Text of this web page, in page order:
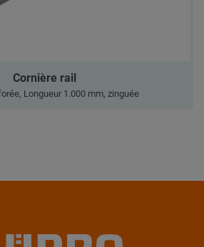
Cornière rail
Longueur 1.000 mm, zinguée